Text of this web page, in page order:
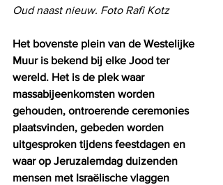
Oud naast nieuw. Foto Rafi Kotz
Het bovenste plein van de Westelijke
Muur is bekend bij elke Jood ter
wereld. Het is de plek waar
massabijeenkomsten worden
gehouden, ontroerende ceremonies
plaatsvinden, gebeden worden
uitgesproken tijdens feestdagen en
waar op Jeruzalemdag duizenden
mensen met Israëlische vlaggen